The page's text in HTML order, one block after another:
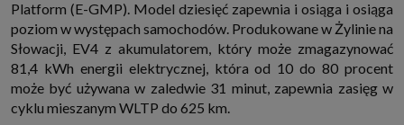
urządzenia.
Twoje uprawnienia
Przysługują Ci następujące uprawnienia wobec Twoich danych i ich
przetwarzania przez nas, inne podmioty z Grupy SAGIER i Zaufanych
Partnerów:
1. Jeśli udzieliłeś zgody na przetwarzanie danych możesz ją w każdej
chwili wycofać (cofnięcie zgody oczywiście nie uchyli zgodności z prawem
Platform (E-GMP). Model dziesięć zapewnia i osiąga i osiąga
poziom w występach samochodów. Produkowane w Żylinie na
Słowacji, EV4 z akumulatorem, który może zmagazynować
81,4 kWh energii elektrycznej, która od 10 do 80 procent
może być używana w zaledwie 31 minut, zapewnia zasięg w
cyklu mieszanym WLTP do 625 km.